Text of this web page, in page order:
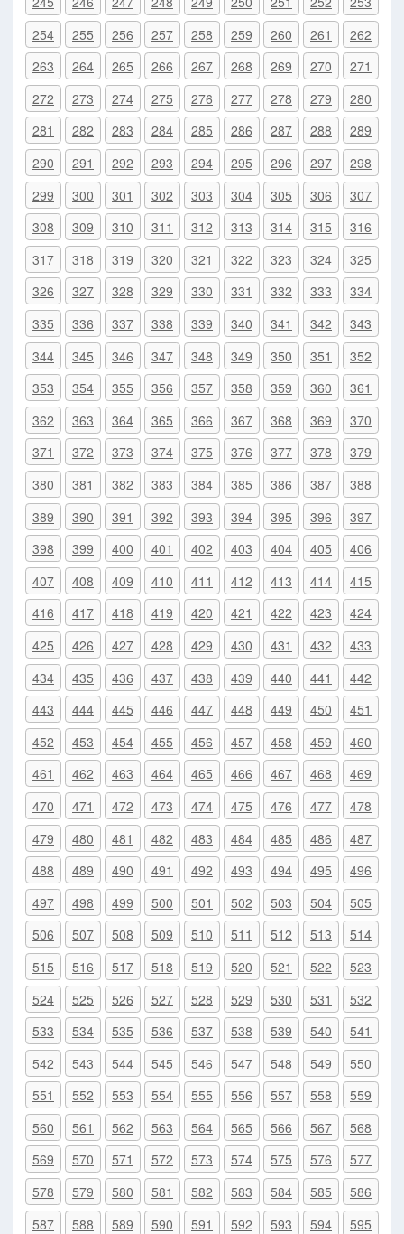
254
255 256 257 258 259 260 261
262
263
264 265 266 267 268 269 270
271
272
273 274 275 276 277 278 279
280
281
282 283 284 285 286 287 288
289
290
291 292 293 294 295 296 297
298
299
300 301 302 303 304 305 306
307
308
309 310 311 312 313 314 315
316
317
318 319 320 321 322 323 324
325
326
327 328 329 330 331 332 333
334
335
336 337 338 339 340 341 342
343
344
345 346 347 348 349 350 351
352
353
354 355 356 357 358 359 360
361
362
363 364 365 366 367 368 369
370
371
372 373 374 375 376 377 378
379
380
381 382 383 384 385 386 387
388
389
390 391 392 393 394 395 396
397
398
399 400 401 402 403 404 405
406
407
408 409 410 411 412 413 414
415
416
417 418 419 420 421 422 423
424
425
426 427 428 429 430 431 432
433
434
435 436 437 438 439 440 441
442
443
444 445 446 447 448 449 450
451
452
453 454 455 456 457 458 459
460
461
462 463 464 465 466 467 468
469
470
471 472 473 474 475 476 477
478
479
480 481 482 483 484 485 486
487
488
489 490 491 492 493 494 495
496
497
498 499 500 501 502 503 504
505
506
507 508 509 510 511 512 513
514
515
516 517 518 519 520 521 522
523
524
525 526 527 528 529 530 531
532
533
534 535 536 537 538 539 540
541
542
543 544 545 546 547 548 549
550
551
552 553 554 555 556 557 558
559
560
561 562 563 564 565 566 567
568
569
570 571 572 573 574 575 576
577
578
579 580 581 582 583 584 585
586
587
588 589 590 591 592 593 594
595